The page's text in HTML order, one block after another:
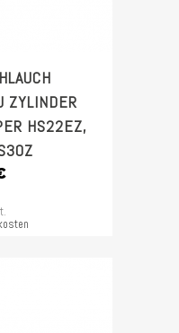
ZYLINDER
HS22EZ,